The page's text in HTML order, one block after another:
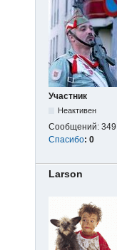
Участник
Неактивен
Сообщений: 349
Спасибо: 0
Larson